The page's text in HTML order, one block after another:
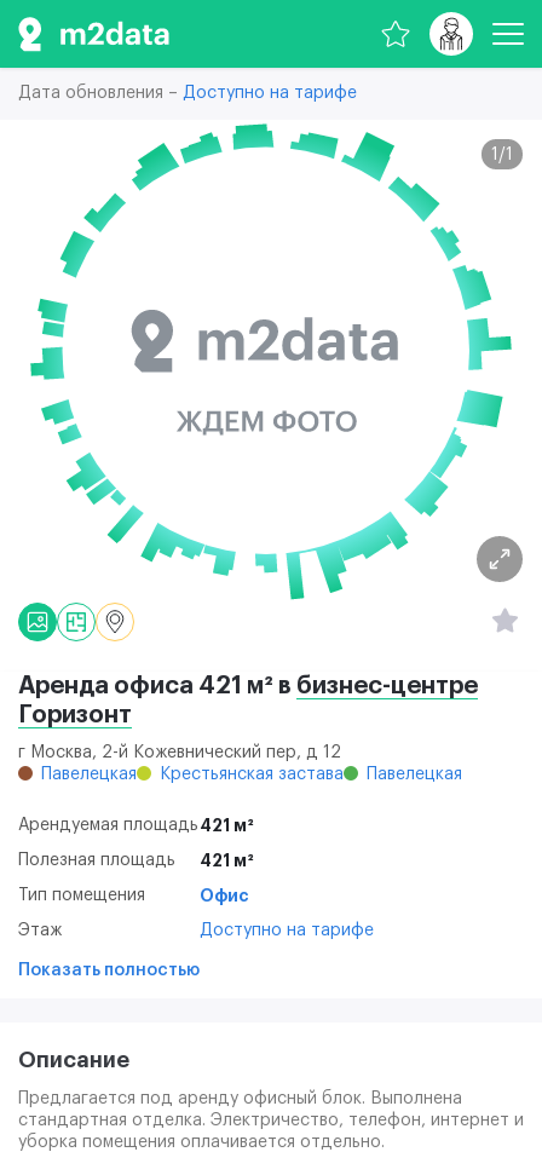
Дата обновления – Доступно на тарифе
1 /1
Аренда офиса 421 м² в бизнес-центре
Горизонт
г Москва, 2-й Кожевнический пер, д 12
Павелецкая
Крестьянская застава Павелецкая
Арендуемая площадь 421 м²
Полезная площадь 421 м²
Тип помещения Офис
Этаж Доступно на тарифе
Показать полностью
Описание
Предлагается под аренду офисный блок. Выполнена
стандартная отделка. Электричество, телефон, интернет и
уборка помещения оплачивается отдельно.